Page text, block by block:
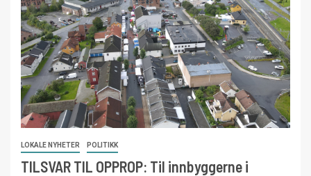
LOKALE NYHETER POLITIKK
TILSVAR TIL OPPROP: Til innbyggerne i